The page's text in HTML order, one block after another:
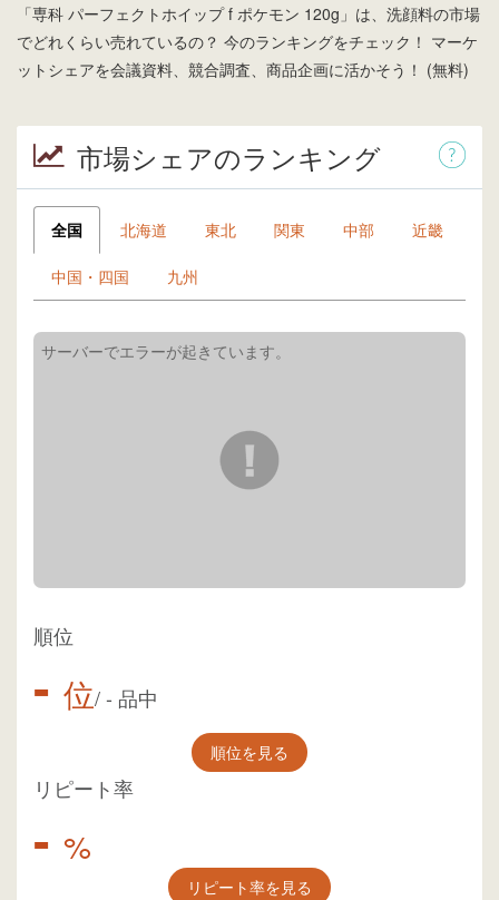
「専科 パーフェクトホイップ f ポケモン 120g」は、洗顔料の市場
でどれくらい売れているの？ 今のランキングをチェック！ マーケ
ットシェアを会議資料、競合調査、商品企画に活かそう！ (無料)
市場シェアのランキング
全国 北海道 東北 関東 中部 近畿
中国・四国 九州
順位
- 位/- 品中
順位を見る
リピート率
- %
リピート率を見る